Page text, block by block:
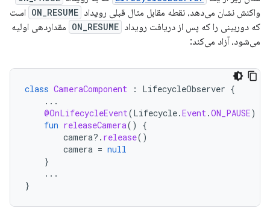
واکنش نشان می‌دهد، نقطه مقابل مثال قبلی رویداد ON_RESUME است
که دوربینی را که پس از دریافت رویداد ON_RESUME مقداردهی اولیه
می‌شود، آزاد می‌کند:
class CameraComponent : LifecycleObserver {
...
@OnLifecycleEvent(Lifecycle.Event .ON_PAUSE)
fun releaseCamera()
{
camera?. release()
camera = null
}
...
}